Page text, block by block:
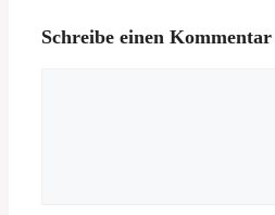
Schreibe einen Kommentar